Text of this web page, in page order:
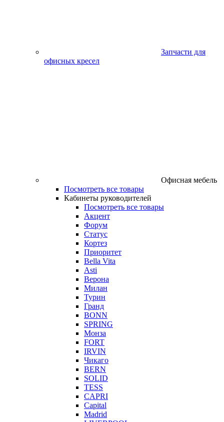
Запчасти для
офисных кресел
Офисная мебель
Посмотреть все товары
Кабинеты руководителей
Посмотреть все товары
Акцент
Форум
Статус
Кортез
Приоритет
Bella Vita
Asti
Верона
Милан
Турин
Гранд
BONN
SPRING
Монза
FORT
IRVIN
Чикаго
BERN
SOLID
TESS
CAPRI
Capital
Madrid